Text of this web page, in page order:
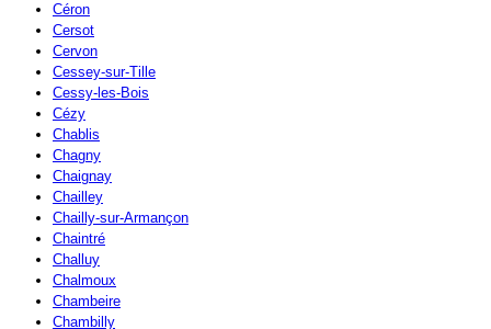
Céron
Cersot
Cervon
Cessey-sur-Tille
Cessy-les-Bois
Cézy
Chablis
Chagny
Chaignay
Chailley
Chailly-sur-Armançon
Chaintré
Challuy
Chalmoux
Chambeire
Chambilly